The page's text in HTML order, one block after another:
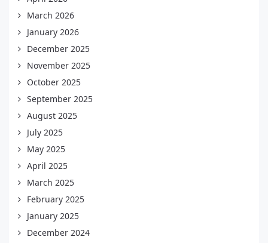
March 2026
January 2026
December 2025
November 2025
October 2025
September 2025
August 2025
July 2025
May 2025
April 2025
March 2025
February 2025
January 2025
December 2024